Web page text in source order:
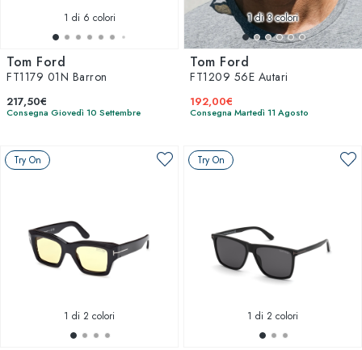
1 di 6 colori
Tom Ford
FT1179 01N Barron
217,50€
Consegna Giovedì 10 Settembre
1di 3 colori
Tom Ford
FT1209 56E Autari
192,00€
Consegna Martedì 11 Agosto
Try On
1 di 2 colori
Try On
1 di 2 colori